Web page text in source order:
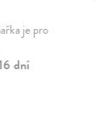
je pro
dní